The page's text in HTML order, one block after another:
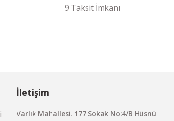
9 Taksit İmkanı
İletişim
Varlık Mahallesi. 177 Sokak No:4/B Hüsnü